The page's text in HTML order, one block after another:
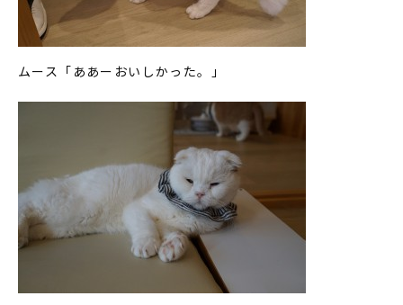
ムース「ああーおいしかった。」